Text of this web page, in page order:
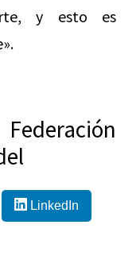
y esto es
LinkedIn